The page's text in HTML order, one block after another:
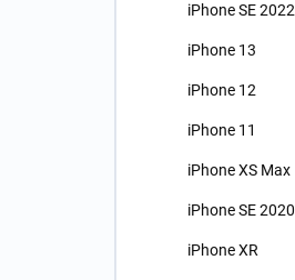
iPhone SE 2022
iPhone 13
iPhone 12
iPhone 11
iPhone XS Max
iPhone SE 2020
iPhone XR